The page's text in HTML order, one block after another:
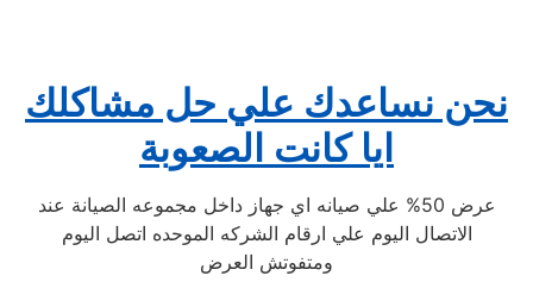
نحن نساعدك علي حل مشاكلك
ايا كانت الصعوبة
عرض 50% علي صيانه اي جهاز داخل مجموعه الصيانة عند
الاتصال اليوم علي ارقام الشركه الموحده اتصل اليوم
ومتفوتش العرض